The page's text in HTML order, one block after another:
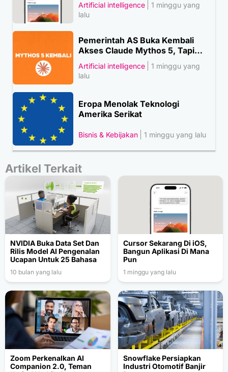
Artificial intelligence
1 minggu yang
lalu
Pemerintah AS Buka Kembali
Akses Claude Mythos 5, Tapi…
Artificial intelligence
1 minggu yang
lalu
Eropa Menolak Teknologi
Amerika Serikat
Bisnis & Kebijakan 1 minggu yang lalu
Artikel Terkait
NVIDIA Buka Data Set Dan
Rilis Model AI Pengenalan
Ucapan Untuk 25 Bahasa
10 bulan yang lalu
Cursor Sekarang Di iOS,
Bangun Aplikasi Di Mana
Pun
1 minggu yang lalu
Zoom Perkenalkan AI
Companion 2.0, Teman
Snowflake Persiapkan
Industri Otomotif Banjir